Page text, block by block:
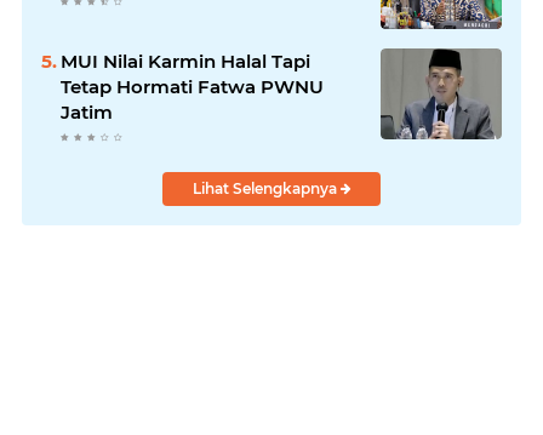
MUI Nilai Karmin Halal Tapi
Tetap Hormati Fatwa PWNU
Jatim
Lihat Selengkapnya